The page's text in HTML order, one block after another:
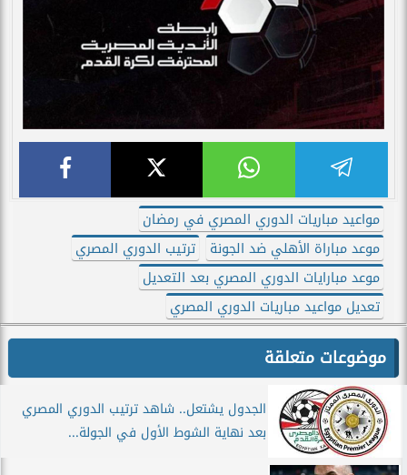
مواعيد مباريات الدوري المصري في رمضان
موعد مباراة الأهلي ضد الجونة
ترتيب الدوري المصري
موعد مبارايات الدوري المصري بعد التعديل
تعديل مواعيد مباريات الدوري المصري
موضوعات متعلقة
الجدول يشتعل.. شاهد ترتيب الدوري المصري
بعد نهاية الشوط الأول في الجولة...